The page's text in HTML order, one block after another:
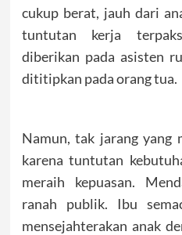
cukup berat, jauh dari
tuntutan kerja
diberikan pada asisten
dititipkan pada orang tua.
Namun, tak jarang yang
karena tuntutan
meraih kepuasan.
ranah publik. Ibu
mensejahterakan anak